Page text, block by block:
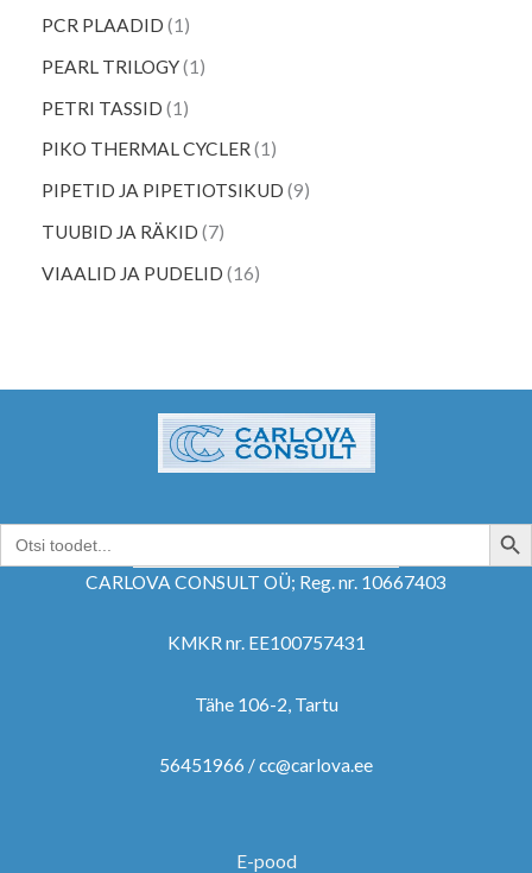
PCR PLAADID 1
PEARL TRILOGY 1
PETRI TASSID 1
PIKO THERMAL CYCLER 1
PIPETID JA PIPETIOTSIKUD 9
TUUBID JA RÄKID 7
VIAALID JA PUDELID 16
Search
for:
SEARCH
CARLOVA CONSULT OÜ; Reg. nr. 10667403
KMKR nr. EE100757431
Tähe 106-2, Tartu
56451966 / cc@carlova.ee
E-pood